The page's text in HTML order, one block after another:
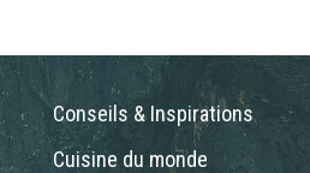
Conseils & Inspirations
Cuisine du monde